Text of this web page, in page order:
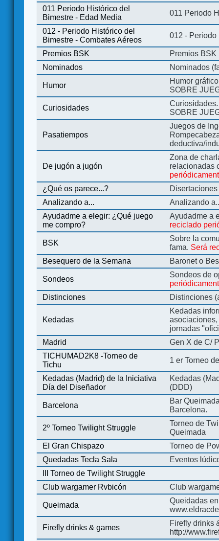
011 Periodo Histórico del
Bimestre - Edad Media
011 Periodo
012 - Periodo Histórico del
Bimestre - Combates Aéreos
012 - Periodo
Premios BSK
Premios BSK
Nominados
Nominados
Humor
Humor
SOBRE
Curiosidades
SOBRE
Pasatiempos
Juegos de
deductiva/
De jugón a jugón
Zona de
relacionadas
¿Qué os parece...?
Analizando a...
Analizando
Ayudadme a elegir: ¿Qué juego
me compro?
Ayudadme a
reciclado
BSK
Sobre la
fama. Será
Besequero de la Semana
Baronet o
Sondeos
Sondeos de
Distinciones
Distinciones
Kedadas
Kedadas
jornadas
Madrid
Gen X de C/
TICHUMAD2K8 -Torneo de
Tichu
1 er Torneo
Kedadas (Madrid) de la Iniciativa
Día del Diseñador
Kedadas
(DDD)
Barcelona
Bar
Barcelona.
2º Torneo Twilight Struggle
Torneo de
Queimada
El Gran Chispazo
Torneo de
Quedadas Tecla Sala
Eventos
III Torneo de Twilight Struggle
Club wargamer Rvbicón
Club
Queimada
Queidadas
Firefly drinks & games
Firefly drinks
http://